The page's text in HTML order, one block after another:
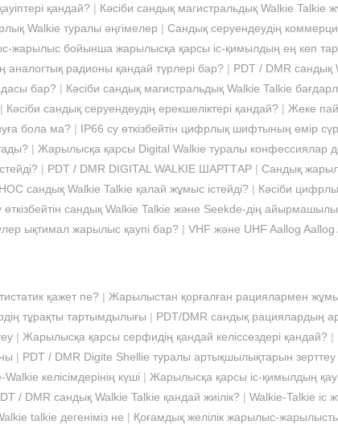
қандай? | Кәсіби сандық магистральдық Walkie Talkie
Walkie туралы әңгімелер | Сандық серуендеудің
жарылыс бойынша жарылысқа қарсы іс-қимылдың ең көп
аналогтық радионы қандай түрлері бар? | PDT / DMR сандық
бар? | Кәсіби сандық магистральдық Walkie Talkie
| Кәсіби сандық серуендеудің ерекшеліктері қандай? | Жеке
бола ма? | IP66 су өткізбейтін цифрлық шифтының өмір
| Жарылысқа қарсы Digital Walkie туралы конфессиялар
| PDT / DMR DIGITAL WALKIE ШАРТТАР | Сандық
сандық Walkie Talkie қалай жұмыс істейді? | Кәсіби
өткізбейтін сандық Walkie Talkie және Seekde-дің
ықтимал жарылыс қаупі бар? | VHF және UHF Aallog
қажет пе? | Жарылыстан қорғалған рациялармен жұмыс
тұрақты тартымдылығы | PDT/DMR сандық рациялардың
| Жарылысқа қарсы серфидің қандай келіссөздері қандай? |
| PDT / DMR Digite Shellie туралы артықшылықтарын зерттеу
келісімдерінің күші | Жарылысқа қарсы іс-қимылдың
/ DMR сандық Walkie Talkie қандай жиілік? | Walkie-Talkie іс
talkie дегеніміз не | Қоғамдық желілік жарылыс-